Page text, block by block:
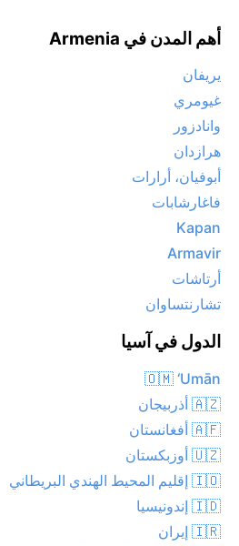
أهم المدن في Armenia
يريفان
غيومري
وانادزور
هرازدان
أبوفيان، أرارات
فاغارشابات
Kapan
Armavir
أرتاشات
تشارنتساوان
الدول في آسيا
🇴🇲 ‘Umān
🇦🇿 أذربيجان
🇦🇫 أفغانستان
🇺🇿 أوزبكستان
🇮🇴 إقليم المحيط الهندي البريطاني
🇮🇩 إندونيسيا
🇮🇷 إيران